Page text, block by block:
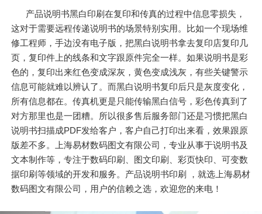
产品说明书黑白印刷在复印和传真的过程中信息零损失，
这对于需要远程传递说明书的场景特别实用。比如一个现场维
修工程师，手边没有电子版，把黑白说明书拿去复印店复印几
页，复印件上的线条和文字跟原件完全一样。如果说明书是彩
色的，复印出来红色变成深灰，黄色变成浅灰，有些关键警示
信息可能就难以辨认了。而黑白说明书复印后只是灰度变化，
所有信息都在。传真机更是只能传输黑白信号，彩色传真到了
对方那里也是一团糟。所以很多售后服务部门还是习惯把黑白
说明书扫描成PDF发给客户，客户自己打印出来看，效果跟原
版差不多。上海易材数码图文有限公司，专业从事于说明书及
文本制作等，专注于数码印刷、图文印刷、彩页快印、可变数
据印刷等领域的开发和服务。产品说明书印刷 ，就选上海易材
数码图文有限公司，用户的信赖之选，欢迎您的来电！